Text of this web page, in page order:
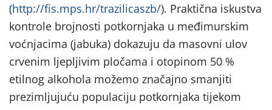
(http://fis.mps.hr/trazilicaszb/). Praktična iskustva
kontrole brojnosti potkornjaka u međimurskim
voćnjacima (jabuka) dokazuju da masovni ulov
crvenim ljepljivim pločama i otopinom 50 %
etilnog alkohola možemo značajno smanjiti
prezimljujuću populaciju potkornjaka tijekom